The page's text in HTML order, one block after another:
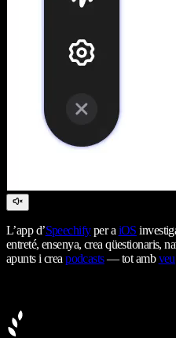
L’app d’Speechifyper aiOS
entreté, ensenya, crea qüestionaris,
apunts i creapodcasts— tot ambveu